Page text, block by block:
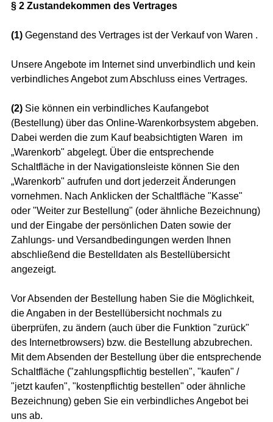
§ 2 Zustandekommen des Vertrages
(1)Gegenstand des Vertrages ist der Verkauf von Waren .
Unsere Angebote im Internet sind unverbindlich und kein
verbindliches Angebot zum Abschluss eines Vertrages.
(2) Sie können ein verbindliches Kaufangebot
(Bestellung) über das Online-Warenkorbsystem abgeben.
Dabei werden die zum Kauf beabsichtigten Waren im
„Warenkorb" abgelegt. Über die entsprechende
Schaltfläche in der Navigationsleiste können Sie den
„Warenkorb" aufrufen und dort jederzeit Änderungen
vornehmen. Nach Anklicken der Schaltfläche "Kasse"
oder "Weiter zur Bestellung" (oder ähnliche Bezeichnung)
und der Eingabe der persönlichen Daten sowie der
Zahlungs- und Versandbedingungen werden
Ihnen
abschließend die Bestelldaten als Bestellübersicht
angezeigt.
Vor Absenden der Bestellung haben Sie die Möglichkeit,
die Angaben in der Bestellübersicht nochmals zu
überprüfen, zu ändern (auch über die Funktion "zurück"
des Internetbrowsers) bzw. die Bestellung abzubrechen.
Mit dem Absenden der Bestellung über die entsprechende
Schaltfläche ("zahlungspflichtig bestellen", "kaufen" /
"jetzt kaufen", "kostenpflichtig bestellen" oder ähnliche
Bezeichnung) geben Sie ein verbindliches Angebot bei
uns ab.